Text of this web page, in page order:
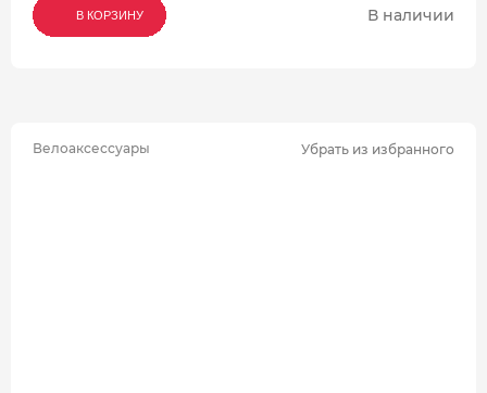
В КОРЗИНУ
В КОРЗИНУ
В КОРЗИНУ В наличии
Велоаксессуары Убрать из избранного